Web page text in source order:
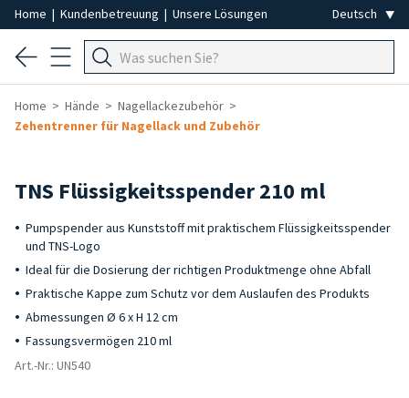
Home | Kundenbetreuung | Unsere Lösungen
Home Hände
Nagellackezubehör
Zehentrenner für Nagellack und Zubehör
TNS Flüssigkeitsspender 210 ml
Pumpspender aus Kunststoff mit praktischem Flüssigkeitsspender
und TNS-Logo
Ideal für die Dosierung der richtigen Produktmenge ohne Abfall
Praktische Kappe zum Schutz vor dem Auslaufen des Produkts
Abmessungen Ø 6 x H 12 cm
Fassungsvermögen 210 ml
Art.-Nr.: UN540